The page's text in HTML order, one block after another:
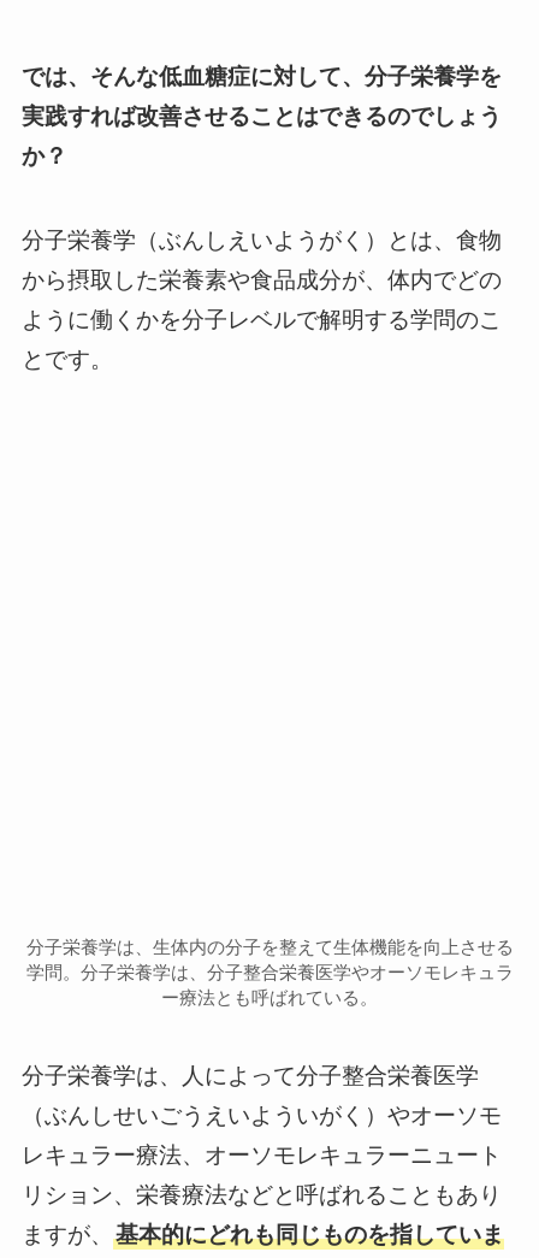
では、そんな低血糖症に対して、分子栄養学を
実践すれば改善させることはできるのでしょう
か？
分子栄養学（ぶんしえいようがく）とは、食物
から摂取した栄養素や食品成分が、体内でどの
ように働くかを分子レベルで解明する学問のこ
とです。
分子栄養学は、生体内の分子を整えて生体機能を向上させる
学問。分子栄養学は、分子整合栄養医学やオーソモレキュラ
ー療法とも呼ばれている。
分子栄養学は、人によって分子整合栄養医学
（ぶんしせいごうえいよういがく）やオーソモ
レキュラー療法、オーソモレキュラーニュート
リション、栄養療法などと呼ばれることもあり
ますが、 基本的にどれも同じものを指していま